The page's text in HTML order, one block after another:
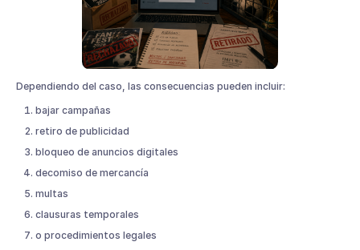
Dependiendo del caso, las consecuencias pueden incluir:
bajar campañas
retiro de publicidad
bloqueo de anuncios digitales
decomiso de mercancía
multas
clausuras temporales
o procedimientos legales